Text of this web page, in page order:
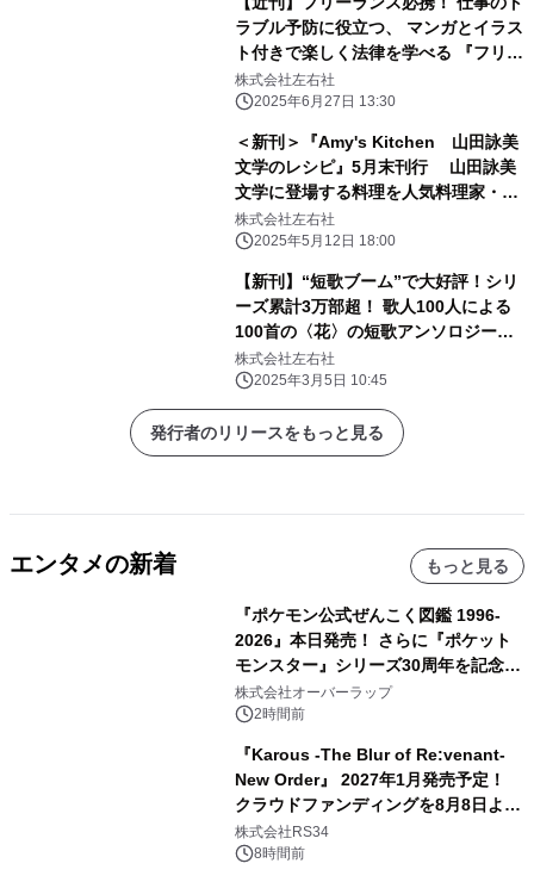
ラブル予防に役立つ、 マンガとイラス
ト付きで楽しく法律を学べる 『フリー
ランスの(トラブルから自分を守るため
に 絶対に知っておきたい)法律の話』
株式会社左右社
2025年6月27日 13:30
＜新刊＞『Amy's Kitchen 山田詠美
文学のレシピ』5月末刊行 山田詠美
文学に登場する料理を人気料理家・今
井真実が再現
株式会社左右社
2025年5月12日 18:00
【新刊】“短歌ブーム”で大好評！シリ
ーズ累計3万部超！ 歌人100人による
100首の〈花〉の短歌アンソロジー
『花のうた』が3月中旬発売
株式会社左右社
2025年3月5日 10:45
発行者のリリースをもっと見る
エンタメの新着 もっと見る
『ポケモン公式ぜんこく図鑑 1996-
2026』本日発売！ さらに『ポケット
モンスター』シリーズ30周年を記念し
た画集『ポケットモンスター ビジュア
ルアートブック』の発売決定！ 2026
株式会社オーバーラップ
2時間前
『Karous -The Blur of Re:venant-
New Order』 2027年1月発売予定！
クラウドファンディングを8月8日より
開始
株式会社RS34
8時間前